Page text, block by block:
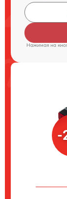
Нажимая на
-